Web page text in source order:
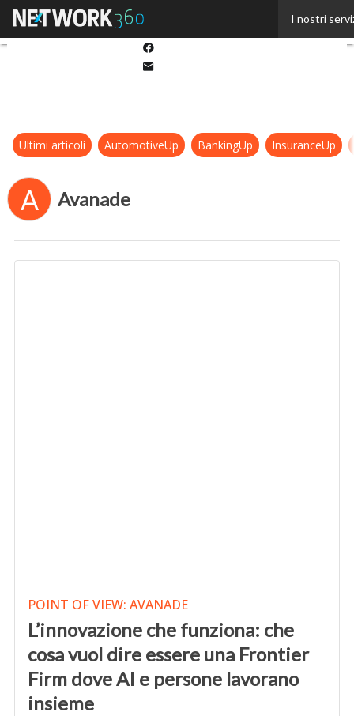
I nostri
Ultimi articoli AutomotiveUp BankingUp InsuranceUp
A Avanade
POINT OF VIEW: AVANADE
L’innovazione che funziona: che
cosa vuol dire essere una Frontier
Firm dove AI e persone lavorano
insieme